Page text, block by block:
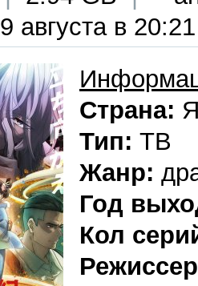
9 августа в 20:21
Страна:
Тип: ТВ
Жанр:
Год
Кол